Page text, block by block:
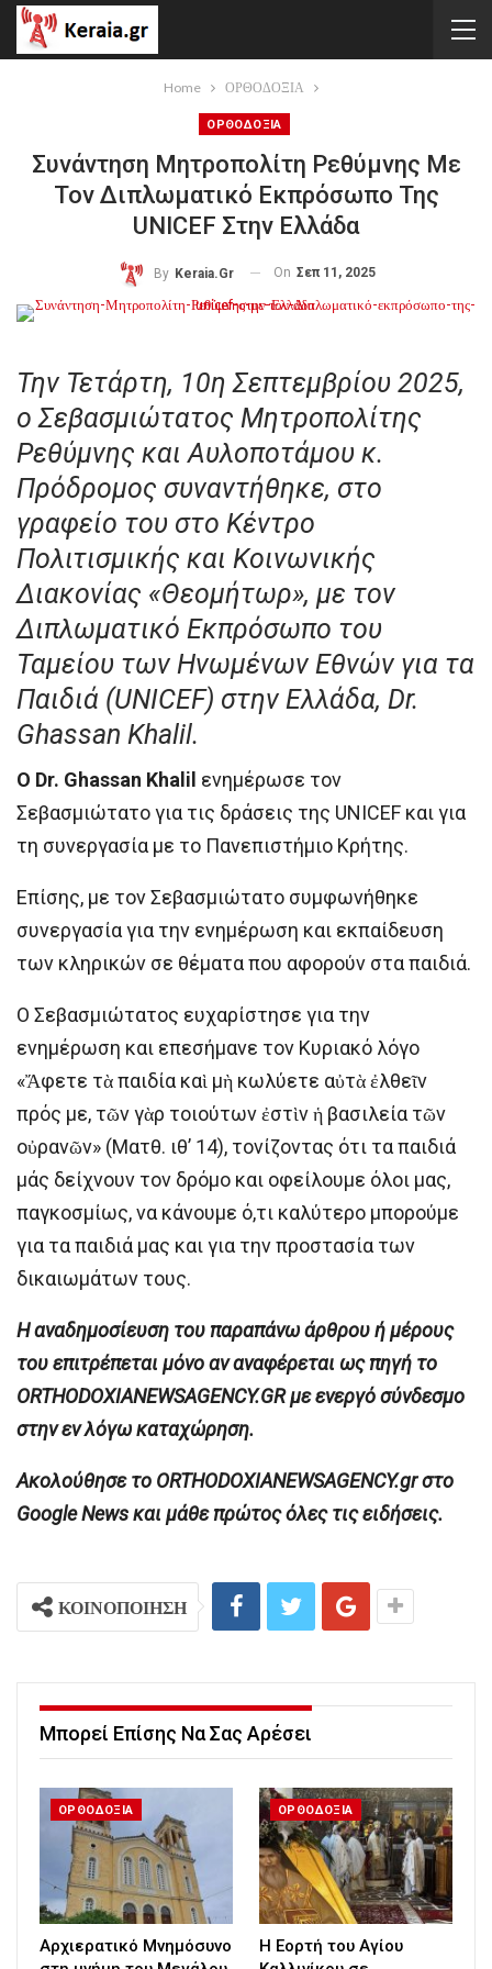
Home ΟΡΘΟΔΟΞΙΑ
ΟΡΘΟΔΟΞΙΑ
Συνάντηση Μητροπολίτη Ρεθύμνης Με
Τον Διπλωματικό Εκπρόσωπο Της
UNICEF Στην Ελλάδα
By Keraia.gr On Σεπ 11, 2025
Την Τετάρτη, 10η Σεπτεμβρίου 2025,
ο Σεβασμιώτατος Μητροπολίτης
Ρεθύμνης και Αυλοποτάμου κ.
Πρόδρομος συναντήθηκε, στο
γραφείο του στο Κέντρο
Πολιτισμικής και Κοινωνικής
Διακονίας «Θεομήτωρ», με τον
Διπλωματικό Εκπρόσωπο του
Ταμείου των Ηνωμένων Εθνών για τα
Παιδιά (UNICEF) στην Ελλάδα, Dr.
Ghassan Khalil.
Ο Dr. Ghassan Khalil ενημέρωσε τον
Σεβασμιώτατο για τις δράσεις της UNICEF και για
τη συνεργασία με το Πανεπιστήμιο Κρήτης.
Επίσης, με τον Σεβασμιώτατο συμφωνήθηκε
συνεργασία για την ενημέρωση και εκπαίδευση
των κληρικών σε θέματα που αφορούν στα παιδιά.
Ο Σεβασμιώτατος ευχαρίστησε για την
ενημέρωση και επεσήμανε τον Κυριακό λόγο
«Ἄφετε τὰ παιδία καὶ μὴ κωλύετε αὐτὰ ἐλθεῖν
πρός με, τῶν γὰρ τοιούτων ἐστὶν ἡ βασιλεία τῶν
οὐρανῶν» (Ματθ. ιθ’ 14), τονίζοντας ότι τα παιδιά
μάς δείχνουν τον δρόμο και οφείλουμε όλοι μας,
παγκοσμίως, να κάνουμε ό,τι καλύτερο μπορούμε
για τα παιδιά μας και για την προστασία των
δικαιωμάτων τους.
H αναδημοσίευση του παραπάνω άρθρου ή μέρους
του επιτρέπεται μόνο αν αναφέρεται ως πηγή το
ORTHODOXIANEWSAGENCY.GR με ενεργό σύνδεσμο
στην εν λόγω καταχώρηση.
Ακολούθησε το ORTHODOXIANEWSAGENCY.gr στο
Google News και μάθε πρώτος όλες τις ειδήσεις.
ΚΟΙΝΟΠΟΙΗΣΗ
Μπορεί Επίσης Να Σας Αρέσει
ΟΡΘΟΔΟΞΙΑ
Αρχιερατικό Μνημόσυνο
ΟΡΘΟΔΟΞΙΑ
Η Εορτή του Αγίου